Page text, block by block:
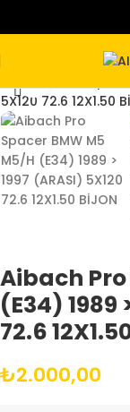
Aibach
(E34) 1989
72.6
₺2.000,00